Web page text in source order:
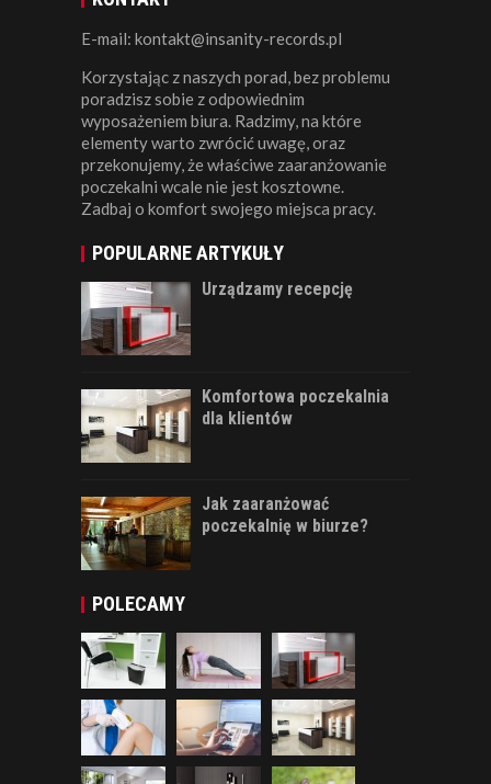
E-mail: kontakt@insanity-records.pl
Korzystając z naszych porad, bez problemu
poradzisz sobie z odpowiednim
wyposażeniem biura. Radzimy, na które
elementy warto zwrócić uwagę, oraz
przekonujemy, że właściwe zaaranżowanie
poczekalni wcale nie jest kosztowne.
Zadbaj o komfort swojego miejsca pracy.
POPULARNE ARTYKUŁY
Urządzamy recepcję
Komfortowa poczekalnia
dla klientów
Jak zaaranżować
poczekalnię w biurze?
POLECAMY